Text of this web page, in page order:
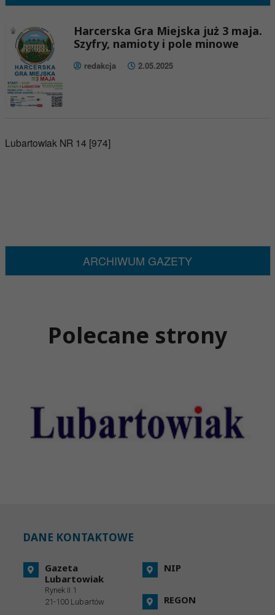
Harcerska Gra Miejska już 3 maja.
Szyfry, namioty i pole minowe
redakcja 2.05.2025
Lubartowiak NR 14 [974]
ARCHIWUM GAZETY
Polecane strony
DANE KONTAKTOWE
Gazeta
Lubartowiak
Rynek II 1
21-100 Lubartów
NIP
REGON